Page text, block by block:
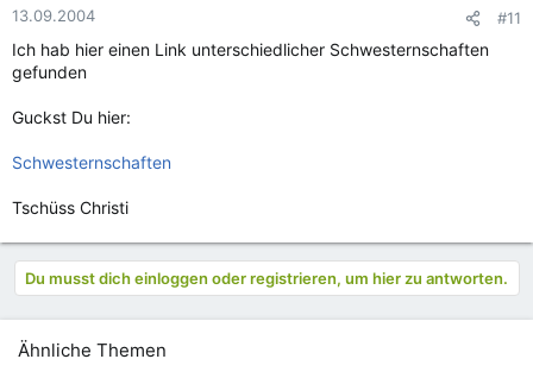
13.09.2004 #11
Ich hab hier einen Link unterschiedlicher Schwesternschaften
gefunden
Guckst Du hier:
Schwesternschaften
Tschüss Christi
Du musst dich einloggen oder registrieren, um hier zu antworten.
Ähnliche Themen